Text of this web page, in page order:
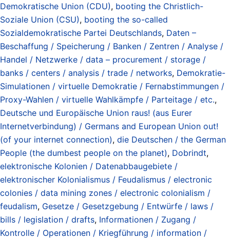
Demokratische Union (CDU), booting the Christlich-
Soziale Union (CSU), booting the so-called
Sozialdemokratische Partei Deutschlands, Daten –
Beschaffung / Speicherung / Banken / Zentren / Analyse /
Handel / Netzwerke / data – procurement / storage /
banks / centers / analysis / trade / networks, Demokratie-
Simulationen / virtuelle Demokratie / Fernabstimmungen /
Proxy-Wahlen / virtuelle Wahlkämpfe / Parteitage / etc.,
Deutsche und Europäische Union raus! (aus Eurer
Internetverbindung) / Germans and European Union out!
(of your internet connection), die Deutschen / the German
People (the dumbest people on the planet), Dobrindt,
elektronische Kolonien / Datenabbaugebiete /
elektronischer Kolonialismus / Feudalismus / electronic
colonies / data mining zones / electronic colonialism /
feudalism, Gesetze / Gesetzgebung / Entwürfe / laws /
bills / legislation / drafts, Informationen / Zugang /
Kontrolle / Operationen / Kriegführung / information /